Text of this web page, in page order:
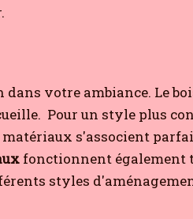
votre ambiance. Le
Pour un style plus
s'associent
fonctionnent également
styles